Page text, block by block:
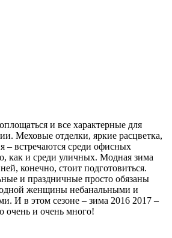
и все характерные для
Меховые отделки, яркие расцветка,
– встречаются среди офисных
как и среди уличных. Модная зима
конечно, стоит подготовиться.
и праздничные просто обязаны
женщины небанальными и
И в этом сезоне – зима 2016 2017 –
очень и очень много!